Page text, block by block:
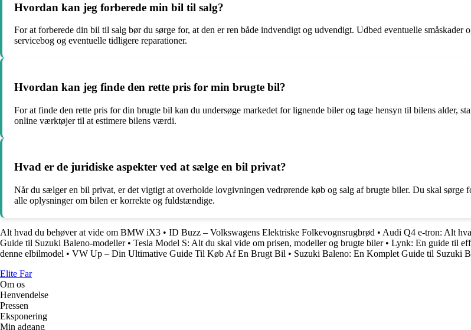
Hvordan kan jeg forberede min bil til salg?
For at forberede din bil til salg bør du sørge for, at den er ren både indvendigt og udvendigt. Udbed eventuelle småskader
servicebog og eventuelle tidligere reparationer.
Hvordan kan jeg finde den rette pris for min brugte bil?
For at finde den rette pris for din brugte bil kan du undersøge markedet for lignende biler og tage hensyn til bilens alder,
online værktøjer til at estimere bilens værdi.
Hvad er de juridiske aspekter ved at sælge en bil privat?
Når du sælger en bil privat, er det vigtigt at overholde lovgivningen vedrørende køb og salg af brugte biler. Du skal sørge
alle oplysninger om bilen er korrekte og fuldstændige.
Alt hvad du behøver at vide om BMW iX3 • ID Buzz – Volkswagens Elektriske Folkevognsrugbrød • Audi Q4 e-tron: Alt
Guide til Suzuki Baleno-modeller• Tesla Model S: Alt du skal vide om prisen, modeller og brugte biler• Lynk: En guide til
denne elbilmodel • VW Up – Din Ultimative Guide Til Køb Af En Brugt Bil • Suzuki Baleno: En Komplet Guide til Suzuki
Elite Far
Om os
Henvendelse
Pressen
Eksponering
Min adgang